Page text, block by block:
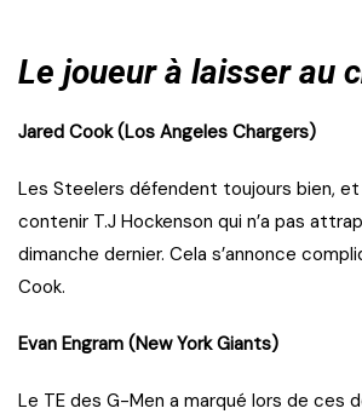
Le joueur à laisser au
Jared Cook (Los Angeles Chargers)
Les Steelers défendent toujours bien,
contenir T.J Hockenson qui n’a pas
dimanche dernier. Cela s’annonce
Cook.
Evan Engram (New York Giants)
Le TE des G-Men a marqué lors de ces